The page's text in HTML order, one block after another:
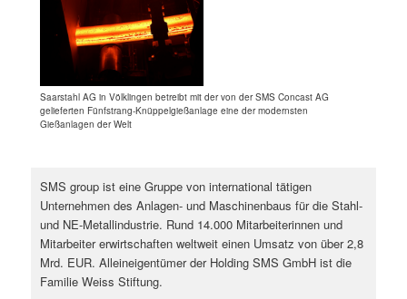
Saarstahl AG in Völklingen betreibt mit der von der SMS Concast AG
gelieferten Fünfstrang-Knüppelgießanlage eine der modernsten
Gießanlagen der Welt
SMS group ist eine Gruppe von international tätigen
Unternehmen des Anlagen- und Maschinenbaus für die Stahl-
und NE-Metallindustrie. Rund 14.000 Mitarbeiterinnen und
Mitarbeiter erwirtschaften weltweit einen Umsatz von über 2,8
Mrd. EUR. Alleineigentümer der Holding SMS GmbH ist die
Familie Weiss Stiftung.